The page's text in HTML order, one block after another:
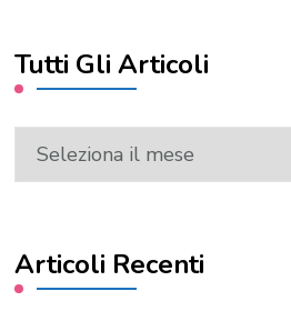
Tutti Gli Articoli
Tutti
Gli
Articoli Recenti